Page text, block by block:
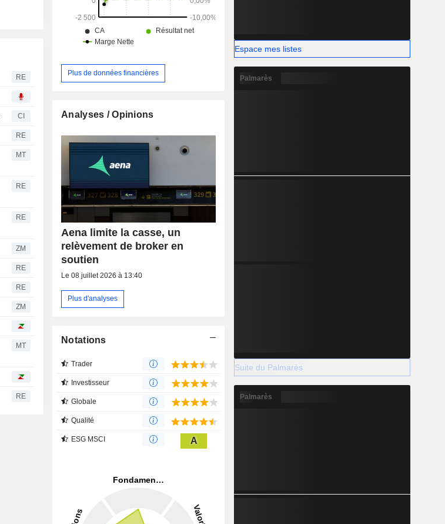
RE
CI
RE
MT
RE
RE
ZM
RE
RE
ZM
MT
RE
Plus de données financières
Analyses / Opinions
Aena limite la casse, un
relèvement de broker en
soutien
Le 08 juillet 2026 à 13:40
Plus d'analyses
Notations
Trader
Investisseur
Globale
Qualité
ESG MSCI A
Espace mes listes
Palmarès
Suite du Palmarès
Palmarès